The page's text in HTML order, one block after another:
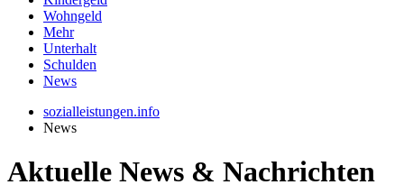
Wohngeld
Mehr
Unterhalt
Schulden
News
sozialleistungen.info
News
Aktuelle News & Nachrichten